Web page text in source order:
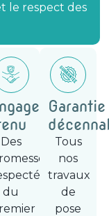
le respect des
Des
du
Garantie
Tous
nos
travaux
de
pose